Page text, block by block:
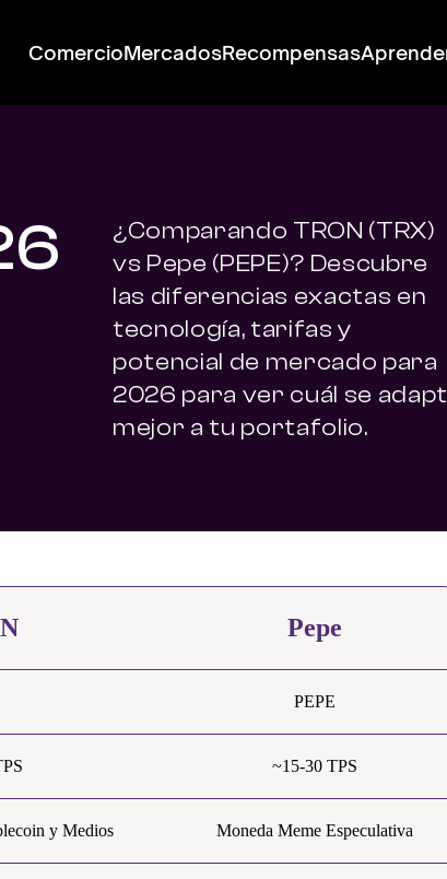
ComercioMercadosRecompensas
¿Comparando TRON (TRX)
vs Pepe (PEPE)? Descubre
las diferencias exactas en
tecnología, tarifas y
potencial de mercado para
2026 para ver cuál se
mejor a tu portafolio.
Pepe
PEPE
~15-30 TPS
y Medios Moneda Meme Especulativa